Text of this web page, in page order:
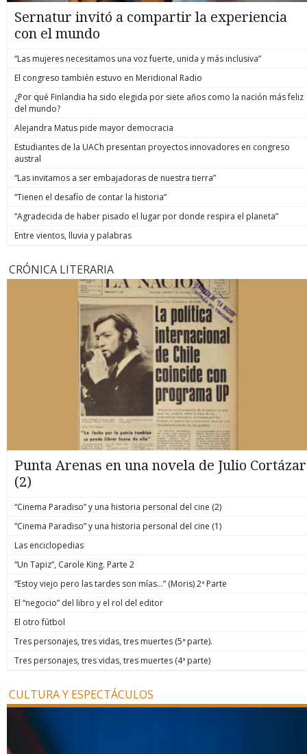
Sernatur invitó a compartir la experiencia
con el mundo
“Las mujeres necesitamos una voz fuerte, unida y más inclusiva”
El congreso también estuvo en Meridional Radio
¿Por qué Finlandia ha sido elegida por siete años como la nación más feliz
del mundo?
Alejandra Matus pide mayor democracia
Estudiantes de la UACh presentan proyectos innovadores en congreso
austral
“Las invitamos a ser embajadoras de nuestra tierra”
“Tienen el desafío de contar la historia”
“Agradecida de haber pisado el lugar por donde respira el planeta”
Entre vientos, lluvia y palabras
CRÓNICA LITERARIA
Punta Arenas en una novela de Julio Cortázar
(2)
“Cinema Paradiso” y una historia personal del cine (2)
“Cinema Paradiso” y una historia personal del cine (1)
Las enciclopedias
“Un Tapiz”, Carole King. Parte 2
“Estoy viejo pero las tardes son mías…” (Moris) 2ª Parte
El “negocio” del libro y el rol del editor
El otro fútbol
Tres personajes, tres vidas, tres muertes (5ª parte).
Tres personajes, tres vidas, tres muertes (4ª parte)
CULTURA Y ESPECTÁCULOS